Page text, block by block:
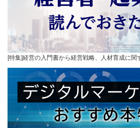
[特集]経営の入門書から経営戦略、人材育成に